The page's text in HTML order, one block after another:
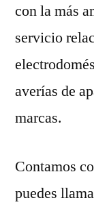
con la más
servicio
averías de
marcas.
Contamos
puedes